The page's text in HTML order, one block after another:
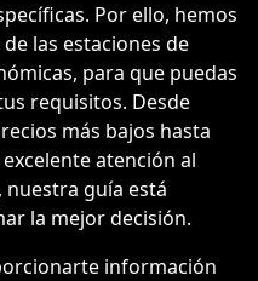
Por ello, hemos
las estaciones de
para que puedas
requisitos. Desde
más bajos hasta
atención al
nuestra guía está
la mejor decisión.
información